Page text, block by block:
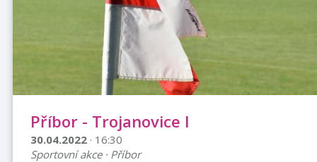
Příbor - Trojanovice I
30.04.2022 · 16:30
Sportovní akce · Příbor